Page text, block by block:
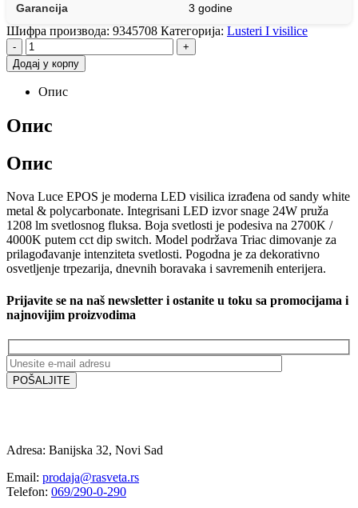
Garancija 3 godine
Шифра производа: 9345708 Категорија: Lusteri I visilice
-
+
Додај у корпу
Опис
Опис
Опис
Nova Luce EPOS je moderna LED visilica izrađena od sandy white
metal & polycarbonate. Integrisani LED izvor snage 24W pruža
1208 lm svetlosnog fluksa. Boja svetlosti je podesiva na 2700K /
4000K putem cct dip switch. Model podržava Triac dimovanje za
prilagođavanje intenziteta svetlosti. Pogodna je za dekorativno
osvetljenje trpezarija, dnevnih boravaka i savremenih enterijera.
Prijavite se na naš newsletter i ostanite u toku sa promocijama i
najnovijim proizvodima
Adresa: Banijska 32, Novi Sad
Email: prodaja@rasveta.rs
Telefon: 069/290-0-290